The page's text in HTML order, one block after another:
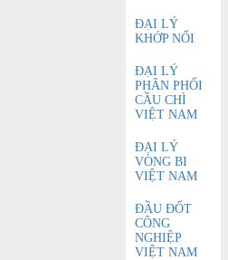
ĐẠI LÝ
KHỚP NỐI
ĐẠI LÝ
PHÂN PHỐI
CẦU CHÌ
VIỆT NAM
ĐẠI LÝ
VÒNG BI
VIỆT NAM
ĐẦU ĐỐT
CÔNG
NGHIỆP
VIỆT NAM